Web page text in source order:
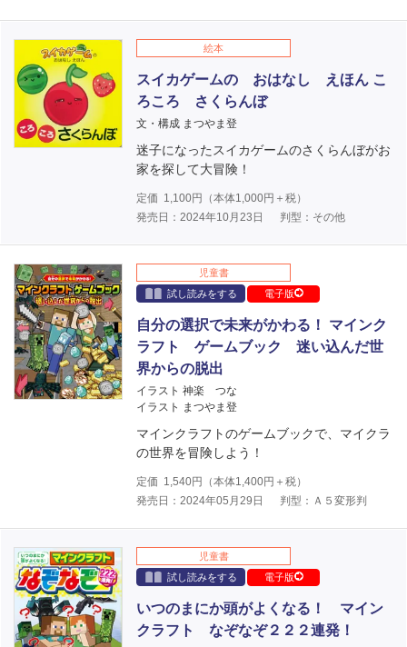
絵本
スイカゲームの おはなし えほん こ
ろころ さくらんぼ
文・構成 まつやま登
迷子になったスイカゲームのさくらんぼがお
家を探して大冒険！
定価 1,100円（本体1,000円＋税）
発売日：2024年10月23日
判型：その他
児童書
試し読みをする
電子版
自分の選択で未来がかわる！ マインク
ラフト ゲームブック 迷い込んだ世
界からの脱出
イラスト 神楽 つな
イラスト まつやま登
マインクラフトのゲームブックで、マイクラ
の世界を冒険しよう！
定価 1,540円（本体1,400円＋税）
発売日：2024年05月29日
判型：Ａ５変形判
児童書
試し読みをする
電子版
いつのまにか頭がよくなる！ マイン
クラフト なぞなぞ２２２連発！